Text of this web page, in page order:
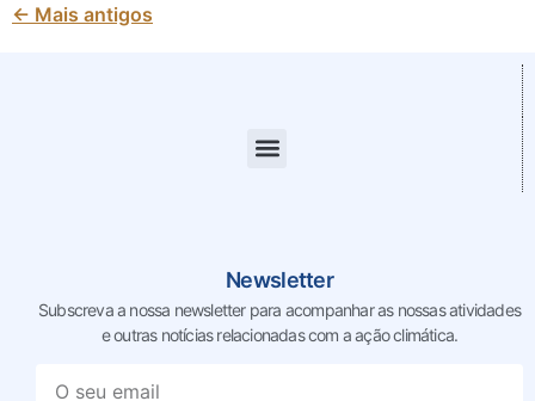
← Mais antigos
Newsletter
Subscreva a nossa newsletter para acompanhar as nossasatividades
e outras notícias relacionadas com a ação climática.